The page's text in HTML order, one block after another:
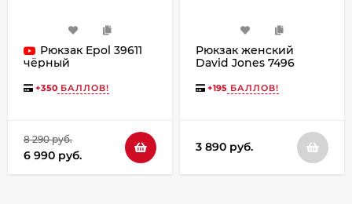
Рюкзак Epol 39611
чёрный
+350 БАЛЛОВ!
8 290 руб.
6 990 руб.
Рюкзак женский
David Jones 7496
+195 БАЛЛОВ!
3 890 руб.